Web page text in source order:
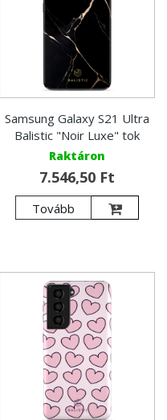
Samsung Galaxy S21 Ultra
Balistic "Noir Luxe" tok
Raktáron
7.546,50 Ft
Tovább